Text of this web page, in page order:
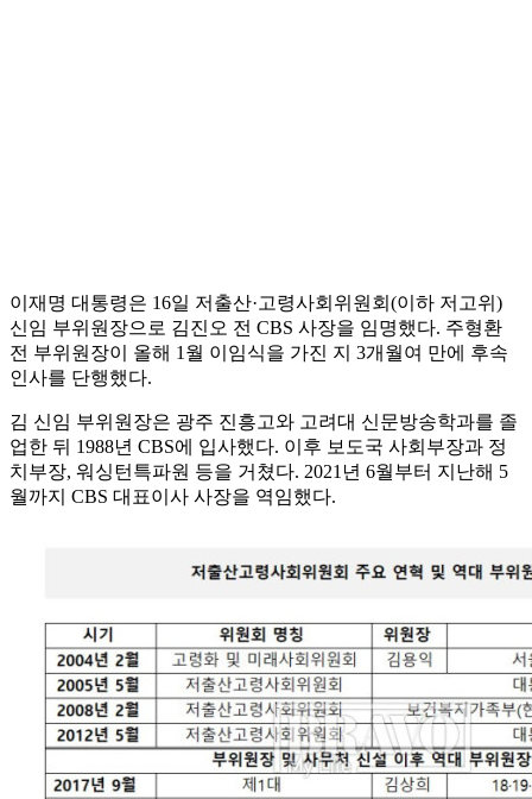
이재명 대통령은 16일 저출산·고령사회위원회(이하 저고위)
신임 부위원장으로 김진오 전 CBS 사장을 임명했다. 주형환
전 부위원장이 올해 1월 이임식을 가진 지 3개월여 만에 후속
인사를 단행했다.
김 신임 부위원장은 광주 진흥고와 고려대 신문방송학과를 졸
업한 뒤 1988년 CBS에 입사했다. 이후 보도국 사회부장과 정
치부장, 워싱턴특파원 등을 거쳤다. 2021년 6월부터 지난해 5
월까지 CBS 대표이사 사장을 역임했다.